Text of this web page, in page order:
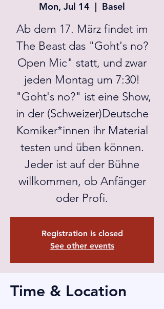
Mon, Jul 14
  |
Basel
Ab dem 17. März findet im
The Beast das "Goht's no?
Open Mic" statt, und zwar
jeden Montag um 7:30!
"Goht's no?" ist eine Show,
in der (Schweizer)Deutsche
Komiker*innen ihr Material
testen und üben können.
Jeder ist auf der Bühne
willkommen, ob Anfänger
oder Profi.
Registration is closed
See other events
Time & Location